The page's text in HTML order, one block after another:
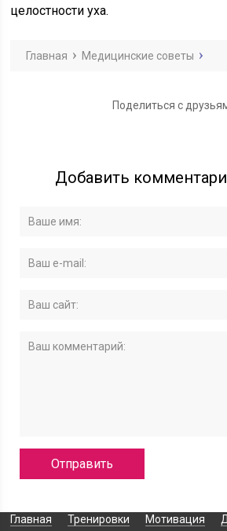
целостности уха.
Главная Медицинские советы
Поделиться с
Добавить
Главная Тренировки Мотивация